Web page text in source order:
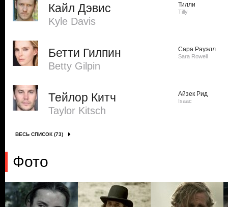
Кайл Дэвис
Kyle Davis
Тилли
Tilly
Бетти Гилпин
Betty Gilpin
Сара Рауэлл
Sara Rowell
Тейлор Китч
Taylor Kitsch
Айзек Рид
Isaac
ВЕСЬ СПИСОК (73)
Фото